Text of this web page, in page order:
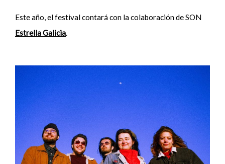
Este año, el festival contará con la colaboración de SON
Estrella Galicia.